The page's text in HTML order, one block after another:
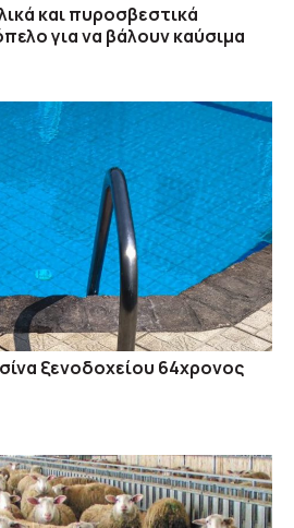
και πυροσβεστικά
για να βάλουν καύσιμα
ξενοδοχείου 64χρονος